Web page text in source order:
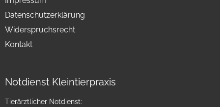
Datenschutzerklärung
Widerspruchsrecht
Kontakt
Notdienst Kleintierpraxis
Tierärztlicher Notdienst: